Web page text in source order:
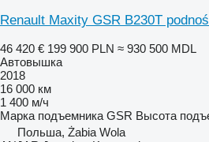
Renault Maxity GSR B230T
46 420 € 199 900 PLN ≈ 930 500 MDL
Автовышка
2018
16 000 км
1 400 м/ч
Марка подъемника GSR Высота
Польша, Żabia Wola